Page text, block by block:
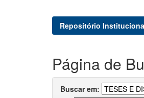
Repositório
Página de
Buscar em: